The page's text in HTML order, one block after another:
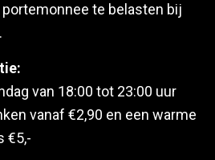
te belasten bij
van 18:00 tot 23:00 uur
vanaf €2,90 en een warme
€5,-